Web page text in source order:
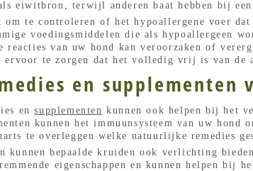
eiwitbron, terwijl anderen baat hebben bij een
om te controleren of het hypoallergene voer
voedingsmiddelen die als hypoallergeen
reacties van uw hond kan veroorzaken of
te zorgen dat het volledig vrij is van de
en supplementen
ensupplementen kunnen ook helpen bij het
kunnen het immuunsysteem van uw hond
te overleggen welke natuurlijke remedies
kunnen bepaalde kruiden ook verlichting
eigenschappen en kunnen helpen bij